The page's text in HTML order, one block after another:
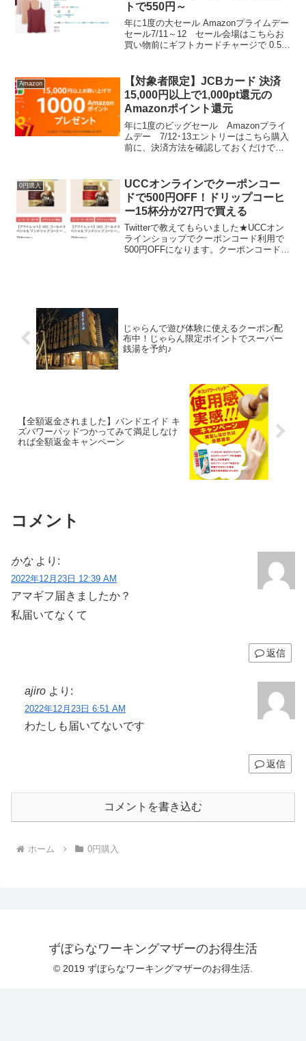
トで550円～
年に1度の大セール Amazonプライムデー
セール7/11～12 セール会場はこちらお
買い物前にギフトカードチャージで 0.5％
円～色組み合わせやサイズによって...
Amazon
【対象者限定】JCBカード 決済
15,000円以上で1,000pt還元の
Amazonポイント還元
年に1度のビッグセール Amazonプライ
ムデー 7/12･13エントリーはこちら購入
前に、決済方法を確認しておくだけで、
す。対象者限定で、JCBカードで15,0...
0円購入
UCCオンラインでクーポンコー
ドで500円OFF！ドリップコーヒ
ー15杯分が27円で買える
Twitterで教えてもらいました★UCCオン
ラインショップでクーポンコード利用で
500円OFFになります。クーポンコード
じゃらんで遊び体験に使えるクーポン配
布中！じゃらん限定ポイントでスーパー
銭湯を予約♪
【全額返金されました】バンドエイド キ
ズパワーパッドつかってみて満足しなけ
れば全額返金キャンペーン
コメント
かな より:
2022年12月23日 12:39 AM
アマギフ届きましたか？
私届いてなくて
返信
ajiro より:
2022年12月23日 6:51 AM
わたしも届いてないです
返信
コメントを書き込む
ホーム 0円購入
ずぼらなワーキングマザーのお得生活
© 2019 ずぼらなワーキングマザーのお得生活.